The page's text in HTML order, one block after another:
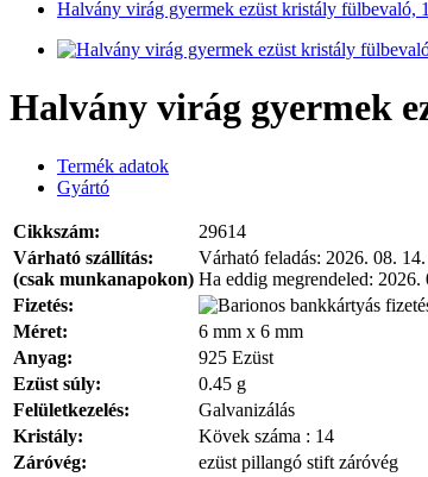
Halvány virág gyermek ezüst kristály fülbevaló,
Halvány virág gyermek
Termék adatok
Gyártó
Cikkszám:
29614
Várható szállítás:
(csak munkanapokon)
Várható feladás: 2026. 08.
Ha eddig megrendeled: 2026.
Fizetés:
Méret:
6 mm x 6 mm
Anyag:
925 Ezüst
Ezüst súly:
0.45 g
Felületkezelés:
Galvanizálás
Kristály:
Kövek száma : 14
Záróvég:
ezüst pillangó stift záróvég